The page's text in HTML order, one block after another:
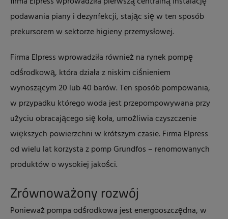
podawania piany i dezynfekcji, stając się w ten sposób
prekursorem w sektorze higieny przemysłowej.
Firma Elpress wprowadziła również na rynek pompę
odśrodkową, która działa z niskim ciśnieniem
wynoszącym 20 lub 40 barów. Ten sposób pompowania,
w przypadku którego woda jest przepompowywana przy
użyciu obracającego się koła, umożliwia czyszczenie
większych powierzchni w krótszym czasie. Firma Elpress
od wielu lat korzysta z pomp Grundfos – renomowanych
produktów o wysokiej jakości.
Zrównoważony rozwój
Ponieważ pompa odśrodkowa jest energooszczędna, w